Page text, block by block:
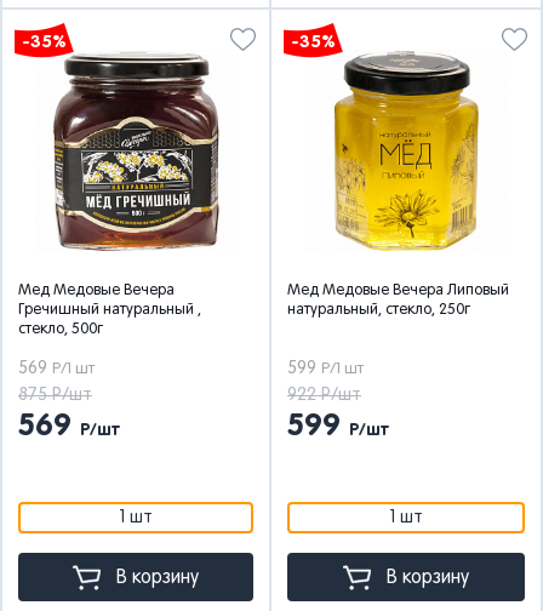
-35%
Мед Медовые Вечера
Гречишный натуральный ,
стекло, 500г
569 Р/1 шт
875 Р/шт
569 Р/шт
1 шт
В корзину
-35%
Мед Медовые Вечера Липовый
натуральный, стекло, 250г
599 Р/1 шт
922 Р/шт
599 Р/шт
1 шт
В корзину